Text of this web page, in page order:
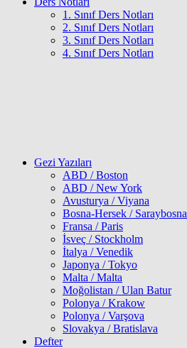
1. Sınıf Ders Notları
2. Sınıf Ders Notları
3. Sınıf Ders Notları
4. Sınıf Ders Notları
Gezi Yazıları
ABD / Boston
ABD / New York
Avusturya / Viyana
Bosna-Hersek / Saraybosna
Fransa / Paris
İsveç / Stockholm
İtalya / Venedik
Japonya / Tokyo
Malta / Malta
Moğolistan / Ulan Batur
Polonya / Krakow
Polonya / Varşova
Slovakya / Bratislava
Defter